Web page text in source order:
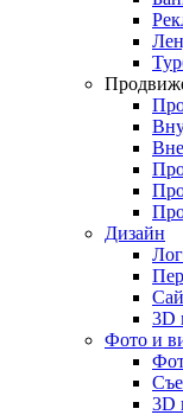
Дизайн
3D
Фото и
3D